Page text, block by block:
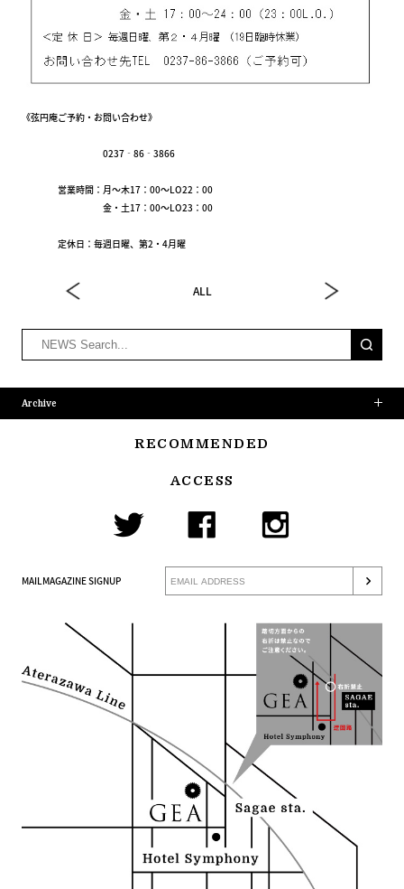
《弦円庵ご予約・お問い合わせ》
0237‐86‐3866
営業時間：月～木17：00～LO22：00
金・土17：00～LO23：00
定休日：毎週日曜、第2・4月曜
ALL
Archive
RECOMMENDED
ACCESS
MAILMAGAZINE SIGNUP